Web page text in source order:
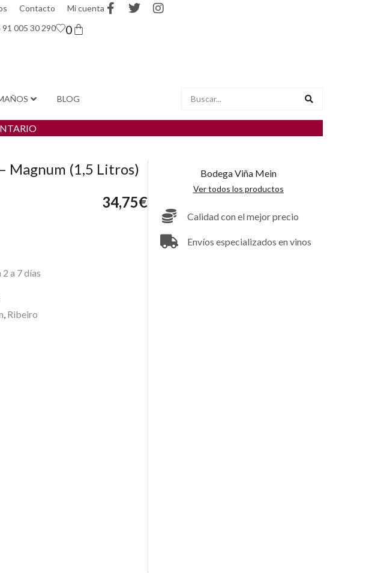
Contacto
Mi cuenta
91 005 30 290 0
BLOG
Magnum (1,5 Litros)
34,75€
a 7 días
Ribeiro
Bodega Viña Mein
Ver todos los productos
Calidad con el mejor precio
Envíos especializados en vinos